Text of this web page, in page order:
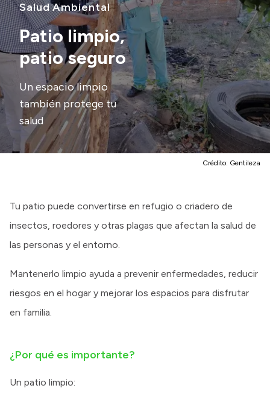
Transparencia
Presupuesto
Boletín Oficial
Compras y licitaciones
Consulta de expedientes
Consulta de pago a proveedores
Login
Salud Ambiental
Patio limpio,
patio seguro
Un espacio limpio
también protege tu
salud
Crédito: Gentileza
Tu patio puede convertirse en refugio o criadero de
insectos, roedores y otras plagas que afectan la salud de
las personas y el entorno.
Mantenerlo limpio ayuda a prevenir enfermedades, reducir
riesgos en el hogar y mejorar los espacios para disfrutar
en familia.
¿Por qué es importante?
Un patio limpio: